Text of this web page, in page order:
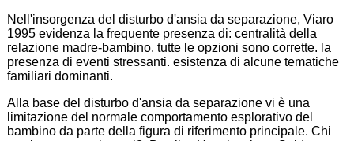
Nell'insorgenza del disturbo d'ansia da separazione, Viaro
1995 evidenza la frequente presenza di: centralità della
relazione madre-bambino. tutte le opzioni sono corrette. la
presenza di eventi stressanti. esistenza di alcune tematiche
familiari dominanti.
Alla base del disturbo d'ansia da separazione vi è una
limitazione del normale comportamento esplorativo del
bambino da parte della figura di riferimento principale. Chi